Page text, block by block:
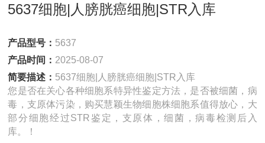
5637细胞|人膀胱癌细胞|STR入库
产品型号： 5637
产品时间： 2025-08-07
简要描述： 5637细胞|人膀胱癌细胞|STR入库
您是否在关心各种细胞系特异性鉴定方法，是否被细菌，病
毒，支原体污染，购买慧颖生物细胞株细胞系值得放心，大
部分细胞经过STR鉴定，支原体，细菌，病毒检测后入
库。！